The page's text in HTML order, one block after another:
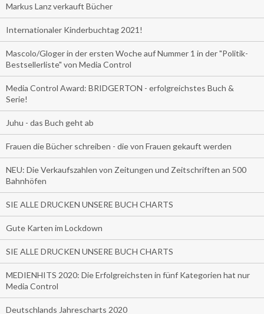
Markus Lanz verkauft Bücher
Internationaler Kinderbuchtag 2021!
Mascolo/Gloger in der ersten Woche auf Nummer 1 in der "Politik-
Bestsellerliste" von Media Control
Media Control Award: BRIDGERTON - erfolgreichstes Buch &
Serie!
Juhu - das Buch geht ab
Frauen die Bücher schreiben - die von Frauen gekauft werden
NEU: Die Verkaufszahlen von Zeitungen und Zeitschriften an 500
Bahnhöfen
SIE ALLE DRUCKEN UNSERE BUCH CHARTS
Gute Karten im Lockdown
SIE ALLE DRUCKEN UNSERE BUCH CHARTS
MEDIENHITS 2020: Die Erfolgreichsten in fünf Kategorien hat nur
Media Control
Deutschlands Jahrescharts 2020